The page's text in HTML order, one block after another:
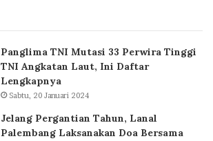
Panglima TNI Mutasi 33 Perwira Tinggi
TNI Angkatan Laut, Ini Daftar
Lengkapnya
Sabtu, 20 Januari 2024
Jelang Pergantian Tahun, Lanal
Palembang Laksanakan Doa Bersama